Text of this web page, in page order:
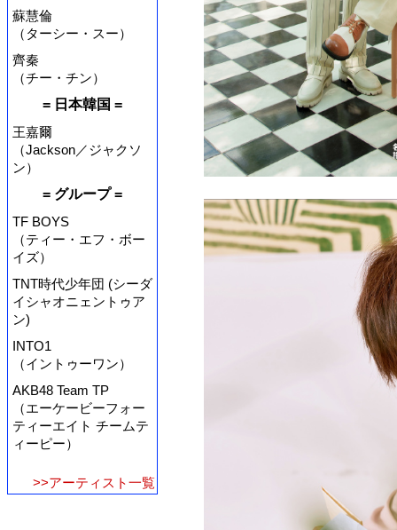
蘇慧倫
（ターシー・スー）
齊秦
（チー・チン）
= 日本韓国 =
王嘉爾
（Jackson／ジャクソ
ン）
= グループ =
TF BOYS
（ティー・エフ・ボー
イズ）
TNT時代少年団 (シーダ
イシャオニェントゥア
ン)
INTO1
（イントゥーワン）
AKB48 Team TP
（エーケービーフォー
ティーエイト チームテ
ィーピー）
>>アーティスト一覧